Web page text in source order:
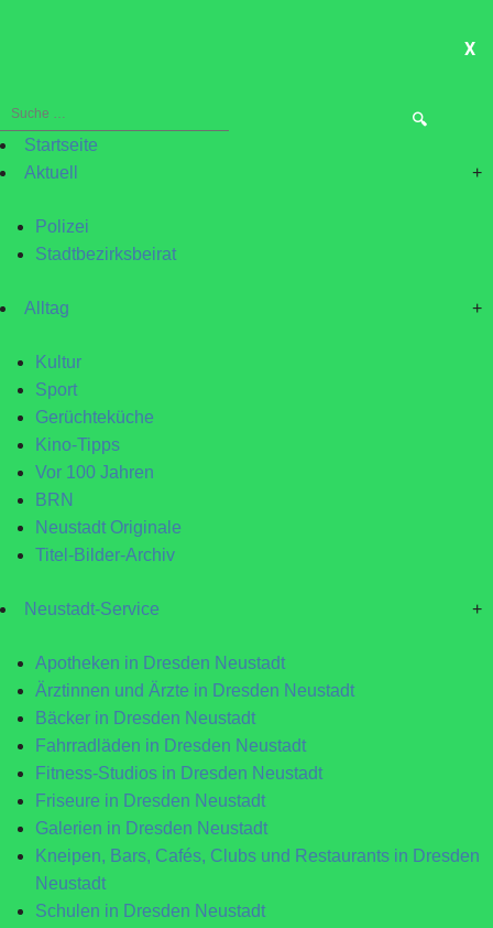
X
Suche
nach:Startseite
Aktuell
+
Polizei
Stadtbezirksbeirat
Alltag +
Kultur
Sport
Gerüchteküche
Kino-Tipps
Vor 100 Jahren
BRN
Neustadt Originale
Titel-Bilder-Archiv
Neustadt-Service +
Apotheken in Dresden Neustadt
Ärztinnen und Ärzte in Dresden Neustadt
Bäcker in Dresden Neustadt
Fahrradläden in Dresden Neustadt
Fitness-Studios in Dresden Neustadt
Friseure in Dresden Neustadt
Galerien in Dresden Neustadt
Kneipen, Bars, Cafés, Clubs und Restaurants in Dresden
Neustadt
Schulen in Dresden Neustadt